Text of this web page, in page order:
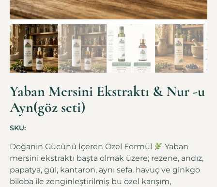
Yaban Mersini Ekstraktı & Nur -u
Ayn(göz seti)
SKU:
Doğanın Gücünü İçeren Özel Formül
Yaban
mersini ekstraktı başta olmak üzere; rezene, andız,
papatya, gül, kantaron, aynı sefa, havuç ve ginkgo
biloba ile zenginleştirilmiş bu özel karışım,